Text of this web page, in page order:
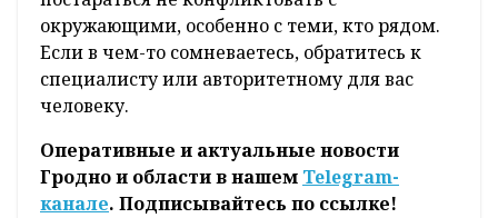
окружающими, особенно с теми, кто рядом.
Если в чем-то сомневаетесь, обратитесь к
специалисту или авторитетному для вас
человеку.
Оперативные и актуальные новости
Гродно и области в нашем Telegram-
канале. Подписывайтесь по ссылке!